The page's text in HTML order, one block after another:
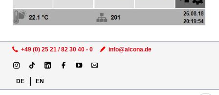
+49 (0) 25 21 / 82 30 40 - 0 info@alcona.de
Navigation
überspringen
DE EN